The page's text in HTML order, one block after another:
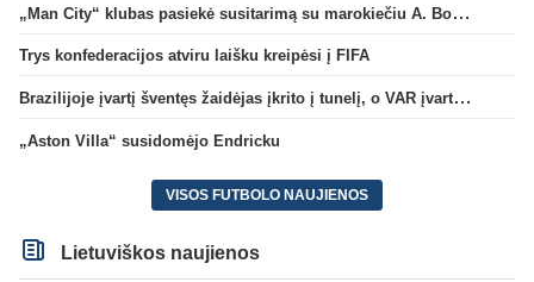
„Man City“ klubas pasiekė susitarimą su marokiečiu A. Bouaddi
Trys konfederacijos atviru laišku kreipėsi į FIFA
Brazilijoje įvartį šventęs žaidėjas įkrito į tunelį, o VAR įvartį atšaukė
„Aston Villa“ susidomėjo Endricku
VISOS FUTBOLO NAUJIENOS
Lietuviškos naujienos